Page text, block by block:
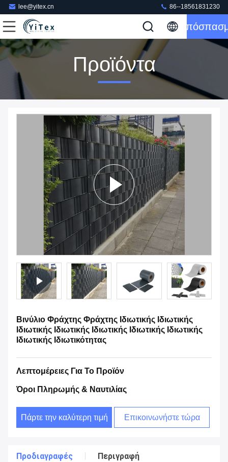
lee@yitex.cn 86--18561831230
Προϊόντα
Βινύλιο Φράχτης Φράχτης Ιδιωτικής Ιδιωτικής
Ιδιωτικής Ιδιωτικής Ιδιωτικής Ιδιωτικής Ιδιωτικής
Ιδιωτικής Ιδιωτικότητας
Λεπτομέρειες Για Το Προϊόν
Όροι Πληρωμής & Ναυτιλίας
Πάρτε την καλύτερη τιμή Επικοινωνήστε τώρα
Προδιαγραφές Περιγραφή